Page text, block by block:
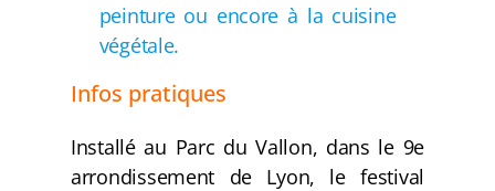
peinture ou encore à la cuisine
végétale.
Infos pratiques
Installé au Parc du Vallon, dans le 9e
arrondissement de Lyon, le festival